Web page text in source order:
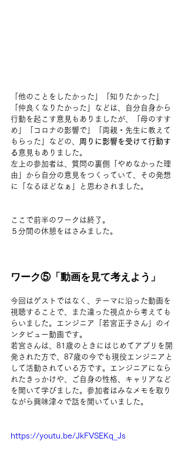
「他のことをしたかった」「知りたかった」
「仲良くなりたかった」などは、自分自身から
行動を起こす意見もありましたが、「母のすす
め」「コロナの影響で」「両親・先生に教えて
もらった」などの、 周りに影響を受けて行動す
る 意見もありました。
左上の参加者は、質問の裏側「やめなかった理
由」から自分の意見をつくっていて、その発想
に「なるほどなぁ」と思わされました。
ここで前半のワークは終了。
５分間の休憩をはさみました。
ワーク⑤「動画を見て考えよう」
今回はゲストではなく、テーマに沿った動画を
視聴することで、また違った視点から考えても
らいました。エンジニア「若宮正子さん」のイ
ンタビュー動画です。
若宮さんは、81歳のときにはじめてアプリを開
発された方で、87歳の今でも現役エンジニアと
して活動されている方です。エンジニアになら
れたきっかけや、ご自身の性格、キャリアなど
を聞いて学びました。参加者はみなメモを取り
ながら興味津々で話を聞いていました。
https://youtu.be/JkFVSEKq_Js